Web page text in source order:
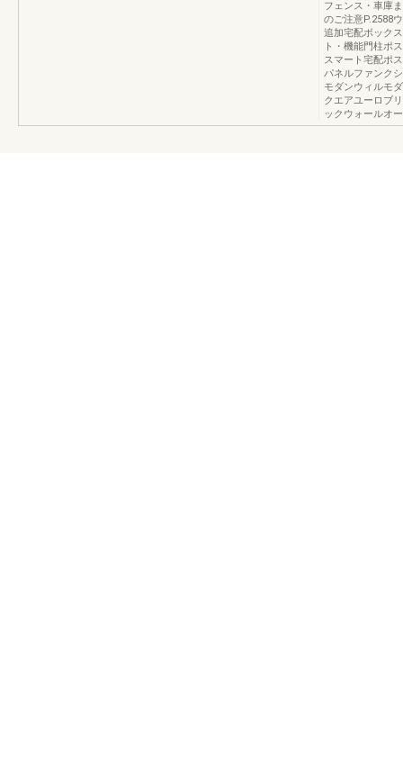
フェンス・車庫
のご注意P.2588
追加宅配ボック
ト・機能門柱ポ
スマート宅配ポ
パネルファンク
モダンウィルモ
クエアユーロブ
ックウォールオ